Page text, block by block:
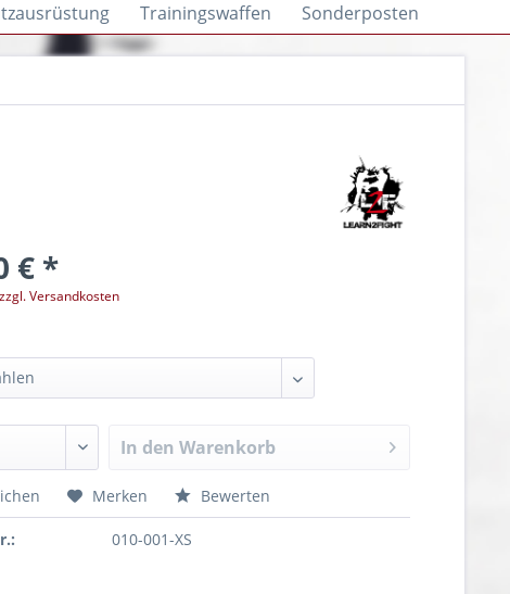
Trainingswaffen Sonderposten
€ *
zzgl. Versandkosten
In den Warenkorb
Merken Bewerten
010-001-XS